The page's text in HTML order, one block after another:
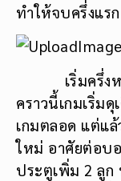
ทำให้จบครึ่งแร
เริ่มครึ่งหลัง
คราวนี้เกมเริ่ม
เกมตลอด แต่แล้
ใหม่ อาศัยต่อบ
ประตูเพิ่ม 2 ลูก